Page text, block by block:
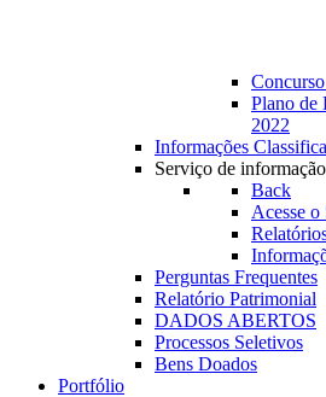
Plano de
2022
Informações
Serviço de
Back
Acesse o
Perguntas Frequentes
Relatório Patrimonial
DADOS ABERTOS
Processos Seletivos
Bens Doados
Portfólio